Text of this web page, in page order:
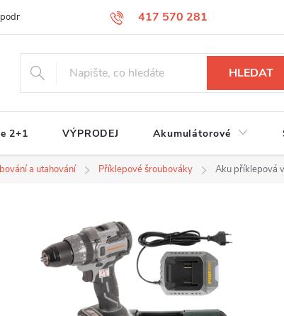
417 570 281
Podmínky ochrany osobních údajů
HLEDAT
2+1 VÝPRODEJ Akumulátorové
a utahování Příklepové šroubováky Aku příklepová